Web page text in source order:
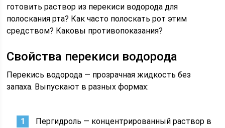
готовить раствор из перекиси водорода для
полоскания рта? Как часто полоскать рот этим
средством? Каковы противопоказания?
Свойства перекиси водорода
Перекись водорода — прозрачная жидкость без
запаха. Выпускают в разных формах:
Пергидроль — концентрированный раствор в